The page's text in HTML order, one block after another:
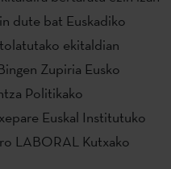
dute bat Euskadiko
ekitaldian
Zupiria Eusko
Politikako
Euskal Institutuko
LABORAL Kutxako